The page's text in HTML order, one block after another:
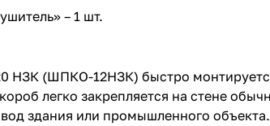
– 1 шт.
(ШПКО-12НЗК) быстро
легко закрепляется на стене
здания или промышленного